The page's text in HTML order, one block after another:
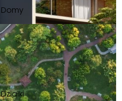
Domy
Działki